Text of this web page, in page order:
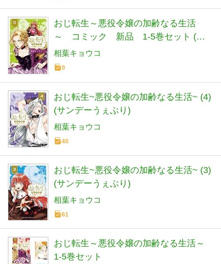
おじ転生～悪役令嬢の加齢なる生活
～ コミック 新品 1-5巻セット (小
学館)
相葉キョウコ
0
おじ転生~悪役令嬢の加齢なる生活~ (4)
(サンデーうぇぶり)
相葉キョウコ
40
おじ転生~悪役令嬢の加齢なる生活~ (3)
(サンデーうぇぶり)
相葉キョウコ
61
おじ転生～悪役令嬢の加齢なる生活～
1-5巻セット